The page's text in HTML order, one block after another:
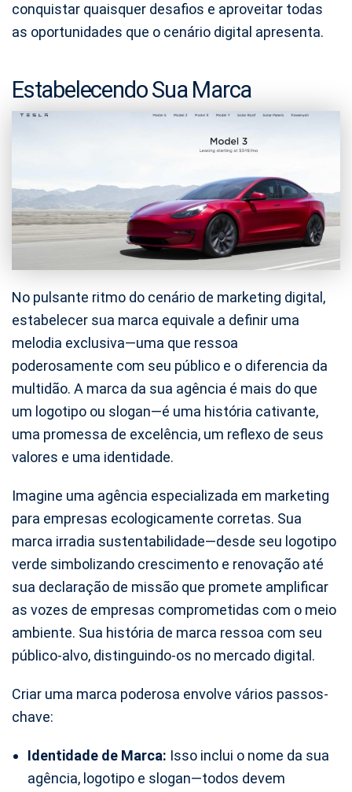
conquistar quaisquer desafios e aproveitar todas
as oportunidades que o cenário digital apresenta.
Estabelecendo Sua Marca
No pulsante ritmo do cenário de marketing digital,
estabelecer sua marca equivale a definir uma
melodia exclusiva—uma que ressoa
poderosamente com seu público e o diferencia da
multidão. A marca da sua agência é mais do que
um logotipo ou slogan—é uma história cativante,
uma promessa de excelência, um reflexo de seus
valores e uma identidade.
Imagine uma agência especializada em marketing
para empresas ecologicamente corretas. Sua
marca irradia sustentabilidade—desde seu logotipo
verde simbolizando crescimento e renovação até
sua declaração de missão que promete amplificar
as vozes de empresas comprometidas com o meio
ambiente. Sua história de marca ressoa com seu
público-alvo, distinguindo-os no mercado digital.
Criar uma marca poderosa envolve vários passos-
chave:
Identidade de Marca: Isso inclui o nome da sua
agência, logotipo e slogan—todos devem